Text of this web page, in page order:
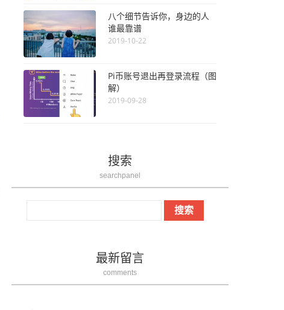
八个细节告诉你，身边的人
谁最靠谱
2019-10-22
Pi币账号退出再登录流程（图
解）
2019-09-28
搜索
searchpanel
最新留言
comments